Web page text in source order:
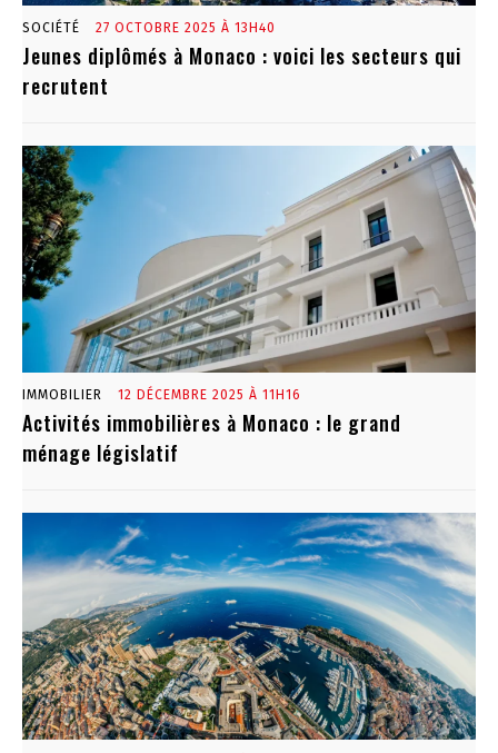
SOCIÉTÉ 27 OCTOBRE 2025 À 13H40
Jeunes diplômés à Monaco : voici les secteurs qui
recrutent
IMMOBILIER 12 DÉCEMBRE 2025 À 11H16
Activités immobilières à Monaco : le grand
ménage législatif